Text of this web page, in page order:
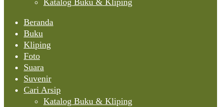
Katalog Buku & Kliping
Beranda
Buku
Kliping
Foto
Suara
Suvenir
Cari Arsip
Katalog Buku & Kliping